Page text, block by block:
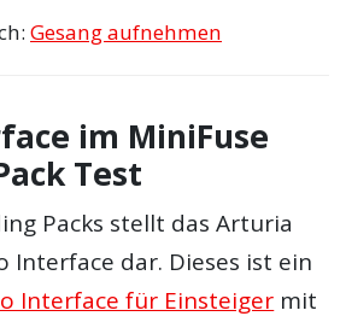
Gesang aufnehmen
im MiniFuse
Test
Packs stellt das Arturia
Interface dar. Dieses ist ein
Interface für Einsteiger mit